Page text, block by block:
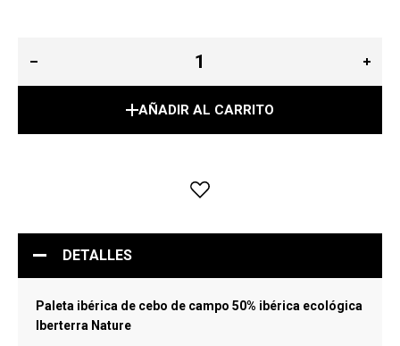
AÑADIR AL CARRITO
DETALLES
Paleta ibérica de cebo de campo 50% ibérica ecológica
Iberterra Nature